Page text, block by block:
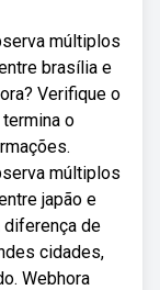
múltiplos
brasília e
Verifique o
o
múltiplos
japão e
diferença de
cidades,
Webhora